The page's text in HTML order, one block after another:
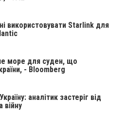
використовувати Starlink для
море для суден, що
- Bloomberg
аналітик застеріг від
війну